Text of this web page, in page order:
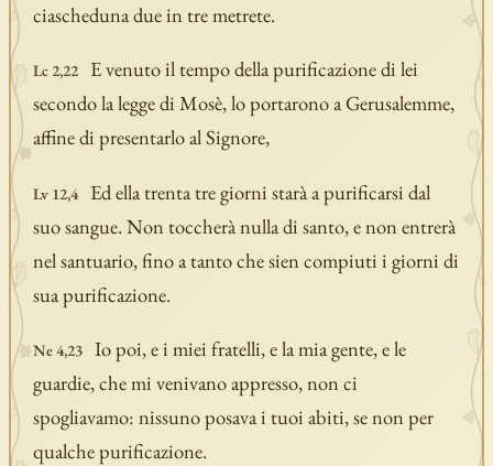
ciascheduna due in tre metrete.
Lc 2,22
E venuto il tempo della purificazione di lei
secondo la legge di Mosè, lo portarono a Gerusalemme,
affine di presentarlo al Signore,
Lv 12,4
Ed ella trenta tre giorni starà a purificarsi dal
suo sangue. Non toccherà nulla di santo, e non entrerà
nel santuario, fino a tanto che sien compiuti i giorni di
sua purificazione.
Ne 4,23
Io poi, e i miei fratelli, e la mia gente, e le
guardie, che mi venivano appresso, non ci
spogliavamo: nissuno posava i tuoi abiti, se non per
qualche purificazione.